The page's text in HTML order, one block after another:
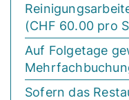
(CHF 60.00 pro
Auf Folgetage
Sofern das